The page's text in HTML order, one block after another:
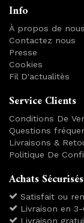
Info
À propos de nous
Contactez nous
Presse
Cookies
Fil D'actualitès
Service Clients
Conditions De
Questions
Livraisons &
Politique De
Achats Sécurisés
Satisfait ou
Livraison en
Livraison